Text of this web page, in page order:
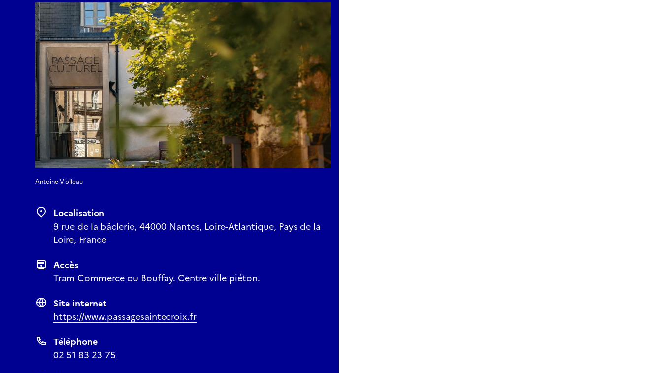
Antoine Violleau
Localisation
9 rue de la bâclerie, 44000 Nantes, Loire-Atlantique, Pays de la
Loire, France
Accès
Tram Commerce ou Bouffay. Centre ville piéton.
Site internet
https://www.passagesaintecroix.fr
Téléphone
02 51 83 23 75